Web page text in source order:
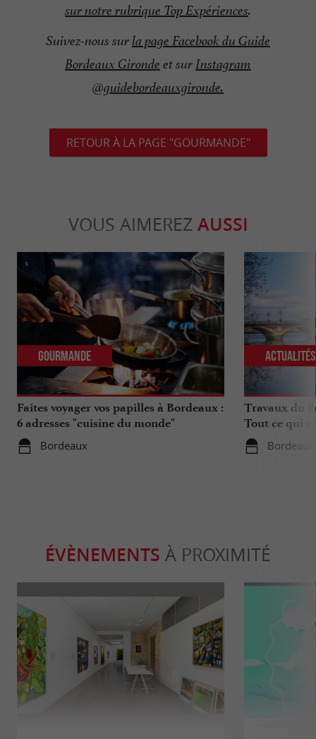
sur notre rubrique Top Expériences.
Suivez-nous surla page Facebook du Guide
Bordeaux Gironde et surInstagram
@guidebordeauxgironde.
RETOUR À LA PAGE "GOURMANDE"
VOUS AIMEREZ AUSSI
Faites voyager vos papilles à Bordeaux :
6 adresses "cuisine du monde"
Bordeaux
Gourmande
Travaux du
Tout ce qui
Bordeaux
Actualités
ÉVÈNEMENTS À PROXIMITÉ